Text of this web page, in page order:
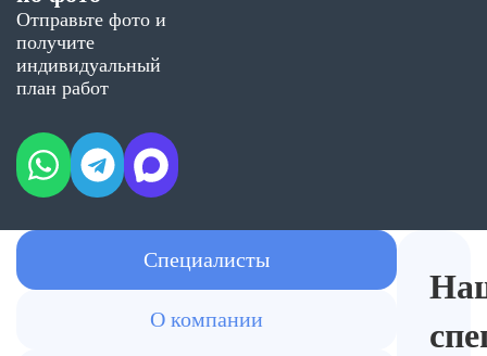
Отправьте фото и
получите
индивидуальный
план работ
Специалисты
О компании